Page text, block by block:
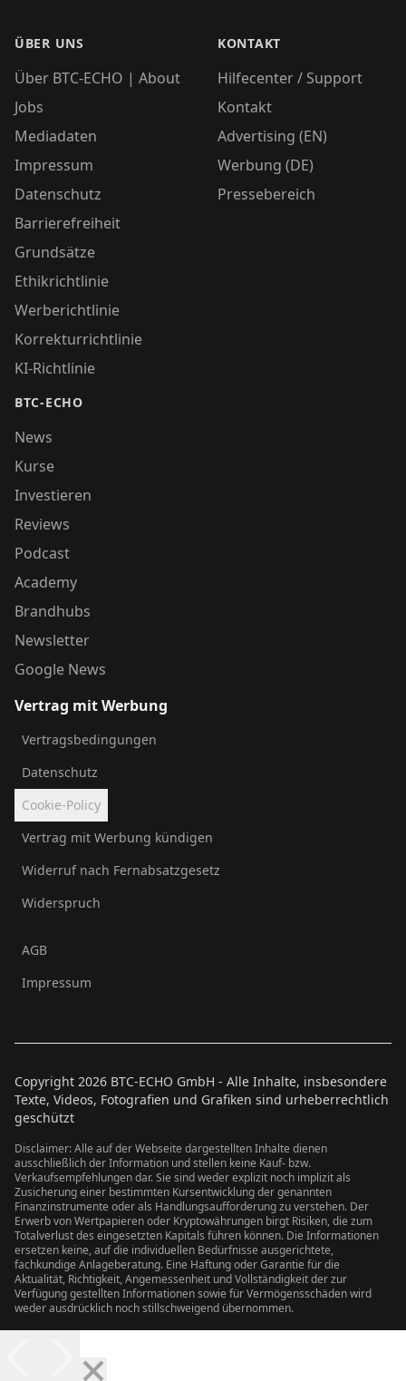
ÜBER UNS
Über BTC-ECHO | About
Jobs
Mediadaten
Impressum
Datenschutz
Barrierefreiheit
Grundsätze
Ethikrichtlinie
Werberichtlinie
Korrekturrichtlinie
KI-Richtlinie
BTC-ECHO
News
Kurse
Investieren
Reviews
Podcast
Academy
Brandhubs
Newsletter
Google News
KONTAKT
Hilfecenter / Support
Kontakt
Advertising (EN)
Werbung (DE)
Pressebereich
Vertrag mit Werbung
Vertragsbedingungen
Datenschutz
Cookie-Policy
Vertrag mit Werbung kündigen
Widerruf nach Fernabsatzgesetz
Widerspruch
AGB
Impressum
Copyright 2026 BTC-ECHO GmbH - Alle Inhalte, insbesondere
Texte, Videos, Fotografien und Grafiken sind urheberrechtlich
geschützt
Disclaimer: Alle auf der Webseite dargestellten Inhalte dienen
ausschließlich der Information und stellen keine Kauf- bzw.
Verkaufsempfehlungen dar. Sie sind weder explizit noch implizit als
Zusicherung einer bestimmten Kursentwicklung der genannten
Finanzinstrumente oder als Handlungsaufforderung zu verstehen. Der
Erwerb von Wertpapieren oder Kryptowährungen birgt Risiken, die zum
Totalverlust des eingesetzten Kapitals führen können. Die Informationen
ersetzen keine, auf die individuellen Bedürfnisse ausgerichtete,
fachkundige Anlageberatung. Eine Haftung oder Garantie für die
Aktualität, Richtigkeit, Angemessenheit und Vollständigkeit der zur
Verfügung gestellten Informationen sowie für Vermögensschäden wird
weder ausdrücklich noch stillschweigend übernommen.